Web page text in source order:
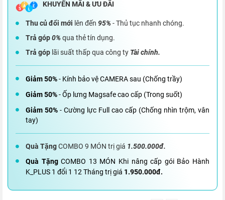
Thu củ đổi mới lên đến 95%- Thủ tục nhanh chóng.
Trả góp0%qua thẻ tín dụng.
Trả góp lãi suất thấp qua công ty Tài chính.
Giảm 50%- Kính bảo vệ CAMERA sau (Chống trầy)
Giảm 50%- Ốp lưng Magsafe cao cấp (Trong suốt)
Giảm 50% - Cường lực Full cao cấp (Chống nhìn trộm, vân
tay)
Quà TặngCOMBO 9 MÓN trị giá 1.500.000đ.
Quà TặngCOMBO 13 MÓN Khi nâng cấp gói Bảo Hành
K_PLUS 1 đổi 1 12 Tháng trị giá 1.950.000đ.